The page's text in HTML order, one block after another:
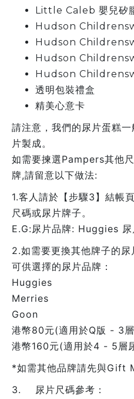
Little Caleb 嬰兒矽
Hudson
Hudson
Hudson
Hudson
透明包裝禮盒
精美心意卡
請注意，我們的尿片蛋糕
片製成。
如需要揀選Pampers其他
牌,請留意以下做法:
1.客人請於【步驟3】結帳
尺碼或尿片牌子。
E.G:尿片品牌: Huggies
2.如需要更換其他牌子的尿
可供選擇的尿片品牌：
Huggies
Merries
Goon
港幣80元(適用於Q版 - 3
港幣160元(適用於4 - 5層
*如需其他品牌請先與Gift
3. 尿片尺碼參考：